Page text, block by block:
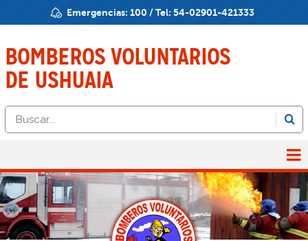
Emergencias: 100 / Tel: 54-02901-421333
BOMBEROSVOLUNTARIOS
DE USHUAIA